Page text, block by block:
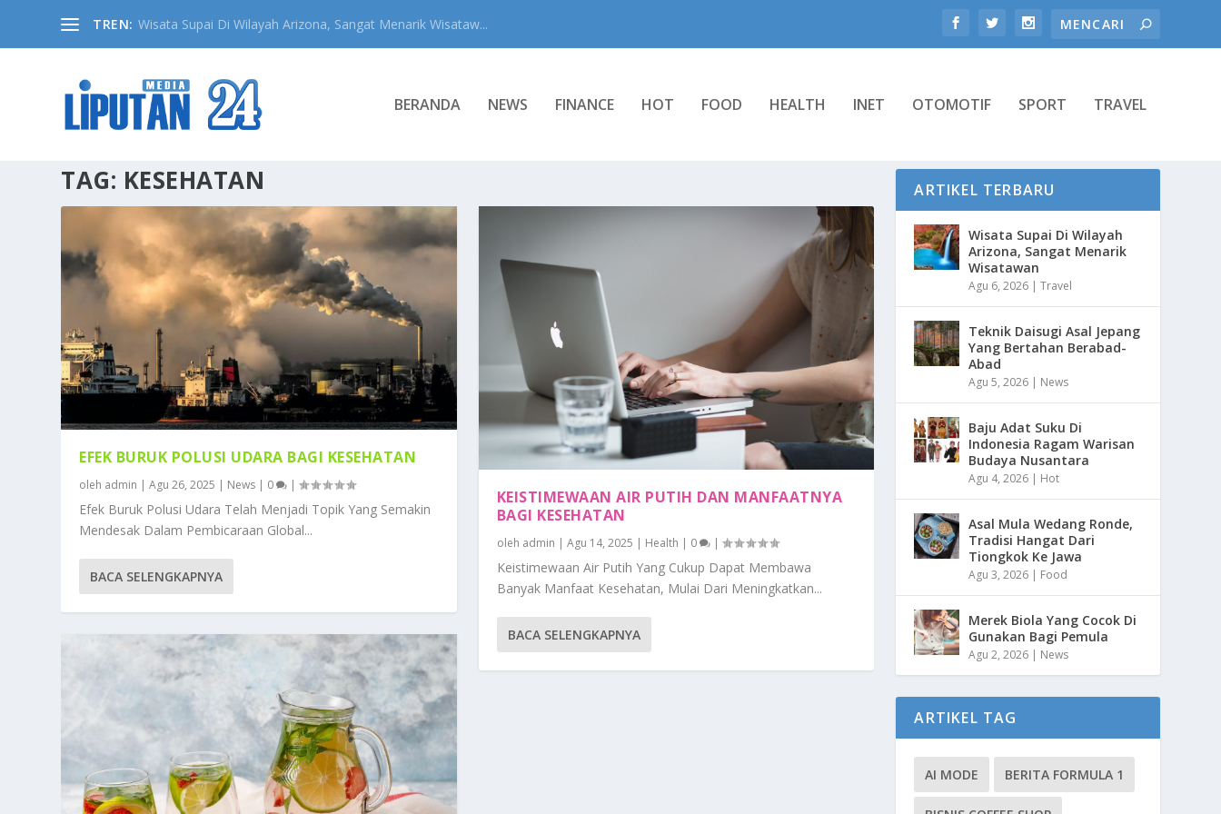
TREN: Wisata Supai Di Wilayah Arizona, Sangat Menarik Wisataw...
BERANDA NEWS FINANCE HOT FOOD HEALTH INET OTOMOTIF SPORT TRAVEL
TAG: KESEHATAN
EFEK BURUK POLUSI UDARA BAGI KESEHATAN
oleh admin |Agu 26, 2025 | News | 0 |
Efek Buruk Polusi Udara Telah Menjadi Topik Yang Semakin
Mendesak Dalam Pembicaraan Global...
BACA SELENGKAPNYA
KEISTIMEWAAN AIR PUTIH DAN MANFAATNYA
BAGI KESEHATAN
oleh admin | Agu 14, 2025 | Health | 0 |
Keistimewaan Air Putih Yang Cukup Dapat Membawa
Banyak Manfaat Kesehatan, Mulai Dari Meningkatkan...
BACA SELENGKAPNYA
ARTIKEL TERBARU
Wisata Supai Di Wilayah
Arizona, Sangat Menarik
Wisatawan
Agu 6, 2026 |Travel
Teknik Daisugi Asal Jepang
Yang Bertahan Berabad-
Abad
Agu 5, 2026 | News
Baju Adat Suku Di
Indonesia Ragam Warisan
Budaya Nusantara
Agu 4, 2026 | Hot
Asal Mula Wedang Ronde,
Tradisi Hangat Dari
Tiongkok Ke Jawa
Agu 3, 2026 | Food
Merek Biola Yang Cocok Di
Gunakan Bagi Pemula
Agu 2, 2026 | News
ARTIKEL TAG
AI MODE BERITA FORMULA 1